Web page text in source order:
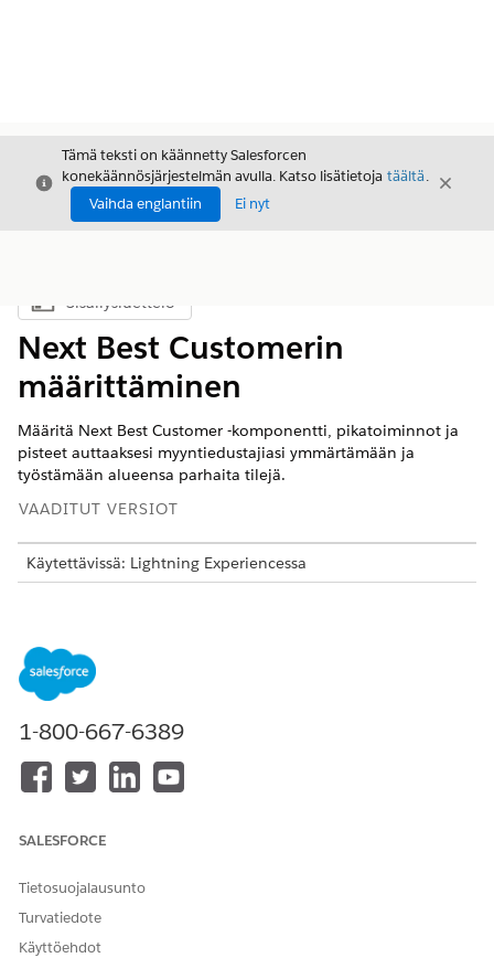
Sulje
Tämä teksti on käännetty Salesforcen
konekäännösjärjestelmän avulla. Katso lisätietoja täältä.
Vaihda englantiin
Ei nyt
Sulje
Näytä sisällysluettelo
Sisällysluettelo
Next Best Customerin
määrittäminen
Määritä Next Best Customer -komponentti, pikatoiminnot ja
pisteet auttaaksesi myyntiedustajiasi ymmärtämään ja
työstämään alueensa parhaita tilejä.
VAADITUT VERSIOT
Käytettävissä: Lightning Experiencessa
Customer Engagement -hallitulla paketilla.
Next Best Customers -komponentin määrittäminen
Määritä Life Sciences Next Best Customers -komponentti
intuitiivisilla perusteluilla ja kattavilla tilien havainnoilla
Life Sciences Cloud for Customer Engagement -
mobiilisovellukselle
asetuksia Life Sciences Cloud -mobiilisovelluksessa.
1-800-667-6389
SALESFORCE
Tietosuojalausunto
Turvatiedote
Käyttöehdot